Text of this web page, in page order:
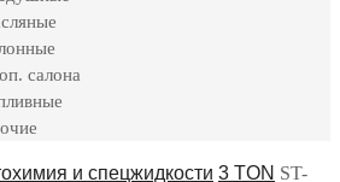
салона
и спецжидкости 3 TON ST-